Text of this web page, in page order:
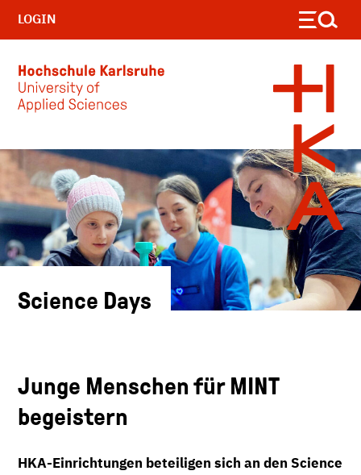
Skip to main content
LOGIN
Science Days
Junge Menschen für MINT
begeistern
HKA-Einrichtungen beteiligen sich an den Science